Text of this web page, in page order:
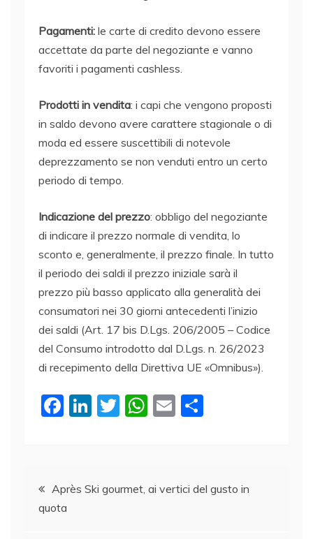
Pagamenti: le carte di credito devono essere
accettate da parte del negoziante e vanno
favoriti i pagamenti cashless.
Prodotti in vendita: i capi che vengono proposti
in saldo devono avere carattere stagionale o di
moda ed essere suscettibili di notevole
deprezzamento se non venduti entro un certo
periodo di tempo.
Indicazione del prezzo: obbligo del negoziante
di indicare il prezzo normale di vendita, lo
sconto e, generalmente, il prezzo finale. In tutto
il periodo dei saldi il prezzo iniziale sarà il
prezzo più basso applicato alla generalità dei
consumatori nei 30 giorni antecedenti l’inizio
dei saldi (Art. 17 bis D.Lgs. 206/2005 – Codice
del Consumo introdotto dal D.Lgs. n. 26/2023
di recepimento della Direttiva UE «Omnibus»).
F
b
o
Li
dI
T
W
A
E
vi
Navigazione
articoli
Après Ski gourmet, ai vertici del gusto in
quota